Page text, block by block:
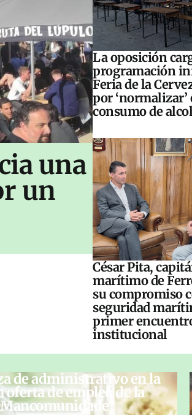
una
un
La oposición
programación
Feria de la
por ‘normalizar’
consumo de
César Pita,
marítimo de
su compromiso
seguridad
primer
institucional
de administrativo en la
oferta de empleo de la
Mancomunidade